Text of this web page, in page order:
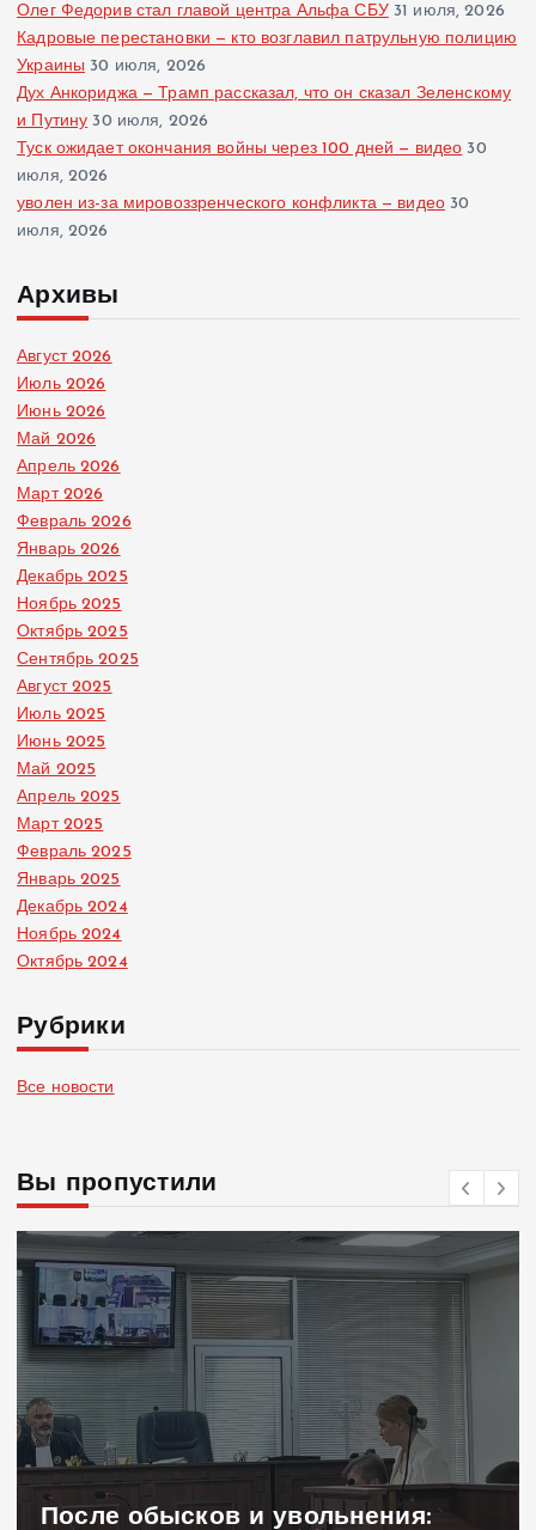
Олег Федорив стал главой центра Альфа СБУ 31 июля, 2026
Кадровые перестановки — кто возглавил патрульную полицию
Украины 30 июля, 2026
Дух Анкориджа — Трамп рассказал, что он сказал Зеленскому
и Путину 30 июля, 2026
Туск ожидает окончания войны через 100 дней — видео 30
июля, 2026
уволен из-за мировоззренческого конфликта — видео 30
июля, 2026
Архивы
Август 2026
Июль 2026
Июнь 2026
Май 2026
Апрель 2026
Март 2026
Февраль 2026
Январь 2026
Декабрь 2025
Ноябрь 2025
Октябрь 2025
Сентябрь 2025
Август 2025
Июль 2025
Июнь 2025
Май 2025
Апрель 2025
Март 2025
Февраль 2025
Январь 2025
Декабрь 2024
Ноябрь 2024
Октябрь 2024
Рубрики
Все новости
Вы пропустили
После обысков и увольнения: